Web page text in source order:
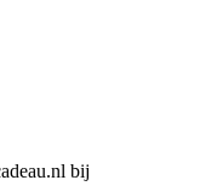
bij